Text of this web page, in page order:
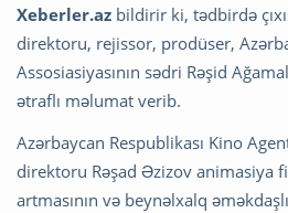
Xeberler.az bildirir ki, tədbirdə
direktoru, rejissor, prodüser,
Assosiasiyasının sədri Rəşid
ətraflı məlumat verib.
Azərbaycan Respublikası Kino
direktoru Rəşad Əzizov animasiya
artmasının və beynəlxalq